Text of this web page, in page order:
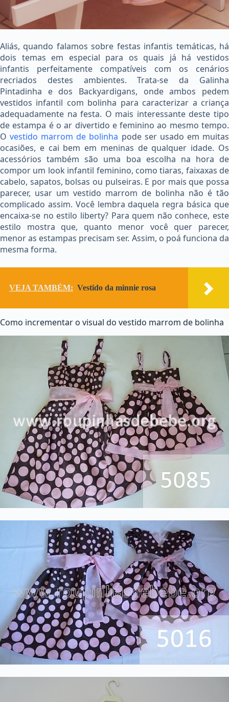
Aliás, quando falamos sobre festas infantis temáticas, há
dois temas em especial para os quais já há vestidos
infantis perfeitamente compatíveis com os cenários
recriados destes ambientes. Trata-se da Galinha
Pintadinha e dos Backyardigans, onde ambos pedem
vestidos infantil com bolinha para caracterizar a criança
adequadamente na festa. O mais interessante deste tipo
de estampa é o ar divertido e feminino ao mesmo tempo.
Ovestido marrom de bolinha pode ser usado em muitas
ocasiões, e cai bem em meninas de qualquer idade. Os
acessórios também são uma boa escolha na hora de
compor um look infantil feminino, como tiaras, faixaxas de
cabelo, sapatos, bolsas ou pulseiras. E por mais que possa
parecer, usar um vestido marrom de bolinha não é tão
complicado assim. Você lembra daquela regra básica que
encaixa-se no estilo liberty? Para quem não conhece, este
estilo mostra que, quanto menor você quer parecer,
menor as estampas precisam ser. Assim, o poá funciona da
mesma forma.
VEJA TAMBÉM: Vestido da minnie rosa
Como incrementar o visual do vestido marrom de bolinha